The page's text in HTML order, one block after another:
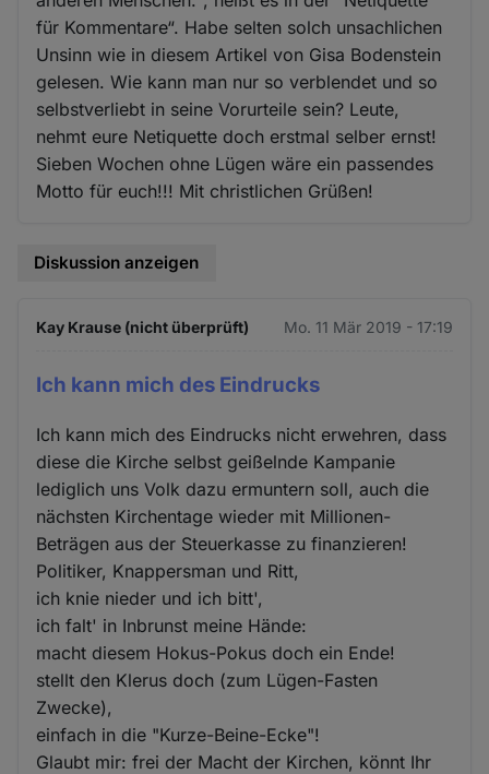
für Kommentare“. Habe selten solch unsachlichen
Unsinn wie in diesem Artikel von Gisa Bodenstein
gelesen. Wie kann man nur so verblendet und so
selbstverliebt in seine Vorurteile sein? Leute,
nehmt eure Netiquette doch erstmal selber ernst!
Sieben Wochen ohne Lügen wäre ein passendes
Motto für euch!!! Mit christlichen Grüßen!
Diskussion anzeigen
Kay Krause (nicht überprüft) Mo. 11 Mär 2019 - 17:19
Ich kann mich des Eindrucks
Ich kann mich des Eindrucks nicht erwehren, dass
diese die Kirche selbst geißelnde Kampanie
lediglich uns Volk dazu ermuntern soll, auch die
nächsten Kirchentage wieder mit Millionen-
Beträgen aus der Steuerkasse zu finanzieren!
Politiker, Knappersman und Ritt,
ich knie nieder und ich bitt',
ich falt' in Inbrunst meine Hände:
macht diesem Hokus-Pokus doch ein Ende!
stellt den Klerus doch (zum Lügen-Fasten
Zwecke),
einfach in die "Kurze-Beine-Ecke"!
Glaubt mir: frei der Macht der Kirchen, könnt Ihr